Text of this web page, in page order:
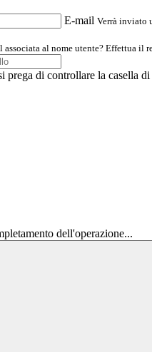
E-mail Verrà inviato
associata al nome utente? Effettua il
prega di controllare la casella
dell'operazione...